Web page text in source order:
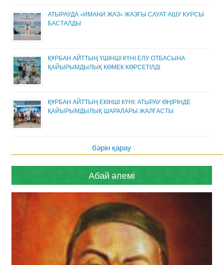
АТЫРАУДА «ИМАНИ ЖАЗ» ЖАЗҒЫ САУАТ АШУ КУРСЫ
БАСТАЛДЫ
ҚҰРБАН АЙТТЫҢ ҮШІНШІ КҮНІ ЕЛУ ОТБАСЫНА
ҚАЙЫРЫМДЫЛЫҚ КӨМЕК КӨРСЕТІЛДІ
ҚҰРБАН АЙТТЫҢ ЕКІНШІ КҮНІ: АТЫРАУ ӨҢІРІНДЕ
ҚАЙЫРЫМДЫЛЫҚ ШАРАЛАРЫ ЖАЛҒАСТЫ
бәрін қарау
Абай әлемі